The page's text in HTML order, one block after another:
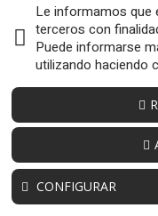
ID:181493
57,85 € sin iva
70,00 € iva inc
Le informamos que
terceros con
Puede informarse
utilizando haciendo
CONFIGURAR